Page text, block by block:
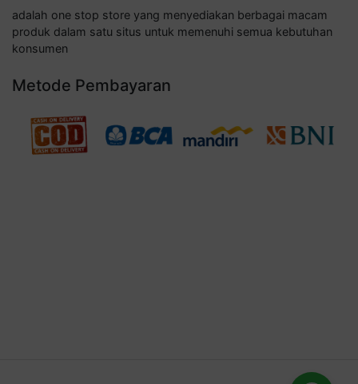
adalah one stop store yang menyediakan berbagai macam
produk dalam satu situs untuk memenuhi semua kebutuhan
konsumen
Metode Pembayaran